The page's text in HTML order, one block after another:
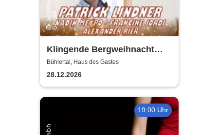
Klingende Bergweihnacht
2026 - Die volkstümliche
Weihnachtsrevue
Bühlertal, Haus des Gastes
28.12.2026
19:00 Uhr